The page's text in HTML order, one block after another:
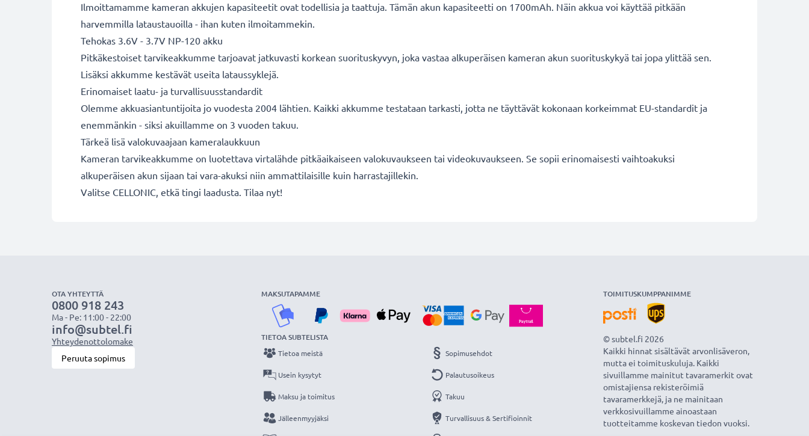
Ilmoittamamme kameran akkujen kapasiteetit ovat todellisia ja taattuja. Tämän akun kapasiteetti on 1700mAh. Näin akkua voi käyttää pitkään
harvemmilla lataustauoilla - ihan kuten ilmoitammekin.
Tehokas 3.6V - 3.7V NP-120 akku
Pitkäkestoiset tarvikeakkumme tarjoavat jatkuvasti korkean suorituskyvyn, joka vastaa alkuperäisen kameran akun suorituskykyä tai jopa ylittää sen.
Lisäksi akkumme kestävät useita lataussyklejä.
Erinomaiset laatu- ja turvallisuusstandardit
Olemme akkuasiantuntijoita jo vuodesta 2004 lähtien. Kaikki akkumme testataan tarkasti, jotta ne täyttävät kokonaan korkeimmat EU-standardit ja
enemmänkin - siksi akuillamme on 3 vuoden takuu.
Tärkeä lisä valokuvaajaan kameralaukkuun
Kameran tarvikeakkumme on luotettava virtalähde pitkäaikaiseen valokuvaukseen tai videokuvaukseen. Se sopii erinomaisesti vaihtoakuksi
alkuperäisen akun sijaan tai vara-akuksi niin ammattilaisille kuin harrastajillekin.
Valitse CELLONIC, etkä tingi laadusta. Tilaa nyt!
OTA YHTEYTTÄ
0800 918 243
Ma - Pe: 11:00 - 22:00
info@subtel.fi
Yhteydenottolomake
Peruuta sopimus
MAKSUTAPAMME
TIETOA SUBTELISTA
Tietoa meistä
Usein kysytyt
Maksu ja toimitus
Jälleenmyyjäksi
Sopimusehdot
Palautusoikeus
Takuu
Turvallisuus & Sertifioinnit
TOIMITUSKUMPPANIMME
© subtel.fi 2026
Kaikki hinnat sisältävät arvonlisäveron,
mutta ei toimituskuluja. Kaikki
sivuillamme mainitut tavaramerkit ovat
omistajiensa rekisteröimiä
tavaramerkkejä, ja ne mainitaan
verkkosivuillamme ainoastaan
tuotteitamme koskevan tiedon vuoksi.